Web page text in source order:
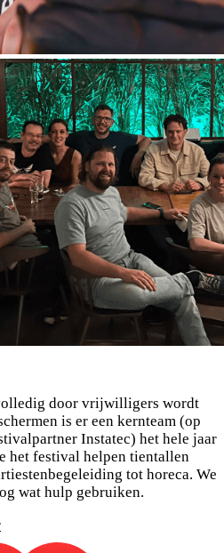
door vrijwilligers wordt
is er een kernteam (op
Instatec) het hele jaar
het festival helpen tientallen
tot horeca. We
wat hulp gebruiken.